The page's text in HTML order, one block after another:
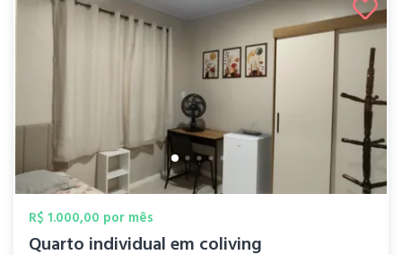
R$ 1.000,00 por mês
Quarto individual em coliving